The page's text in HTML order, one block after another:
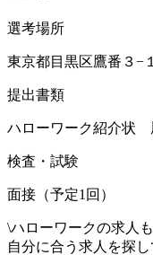
選考場所
東京都目黒区鷹番３
提出書類
ハローワーク紹介状
検査・試験
面接（予定1回）
\ハローワークの求人
自分に合う求人を探し